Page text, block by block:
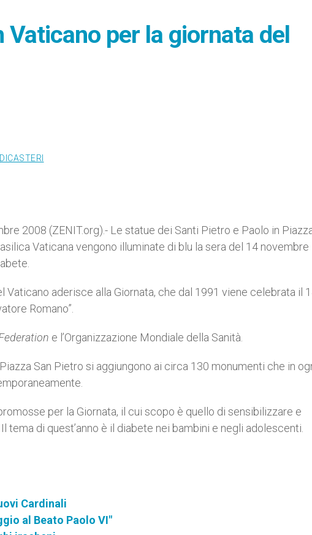
per la giornata del
DICASTERI
2008 (ZENIT.org).- Le statue dei Santi Pietro e Paolo in
Vaticana vengono illuminate di blu la sera del 14 novembre
Vaticano aderisce alla Giornata, che dal 1991 viene celebrata il
Romano”.
e l’Organizzazione Mondiale della Sanità.
San Pietro si aggiungono ai circa 130 monumenti che in
per la Giornata, il cui scopo è quello di sensibilizzare e
tema di quest’anno è il diabete nei bambini e negli adolescenti.
Cardinali
al Beato Paolo VI"